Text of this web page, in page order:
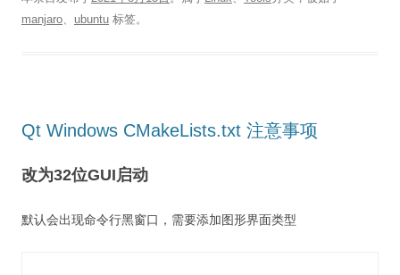
manjaro、 ubuntu 标签。
Qt Windows CMakeLists.txt 注意事项
改为32位GUI启动
默认会出现命令行黑窗口，需要添加图形界面类型